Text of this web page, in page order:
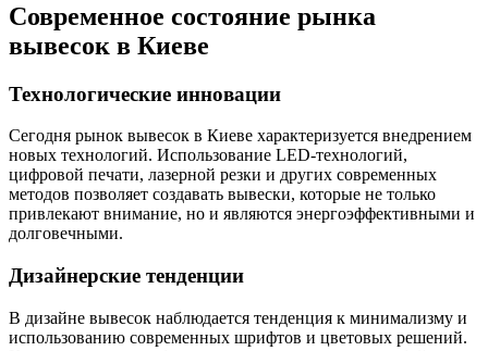
Современное состояние рынка
вывесок в Киеве
Технологические инновации
Сегодня рынок вывесок в Киеве характеризуется внедрением
новых технологий. Использование LED-технологий,
цифровой печати, лазерной резки и других современных
методов позволяет создавать вывески, которые не только
привлекают внимание, но и являются энергоэффективными и
долговечными.
Дизайнерские тенденции
В дизайне вывесок наблюдается тенденция к минимализму и
использованию современных шрифтов и цветовых решений.